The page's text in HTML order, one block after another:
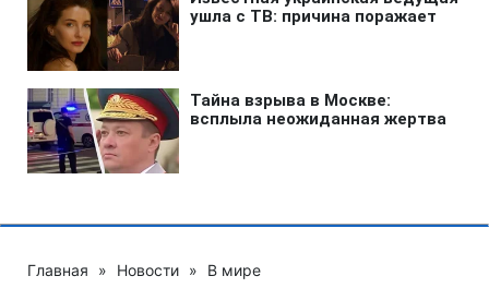
Главная » Новости » В мире